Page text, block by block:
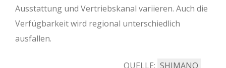
Ausstattung und Vertriebskanal variieren. Auch die
Verfügbarkeit wird regional unterschiedlich
ausfallen.
QUELLE: SHIMANO